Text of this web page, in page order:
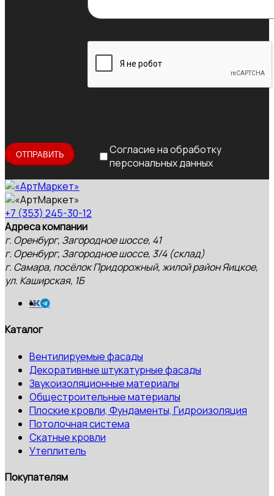
Согласие на обработку
персональных данных
+7 (353) 245-30-12
Адреса компании
г. Оренбург, Загородное шоссе, 41
г. Оренбург, Загородное шоссе, 3/4 (склад)
г. Самара, посёлок Придорожный, жилой район Яицкое,
ул. Каширская, 1Б
Каталог
Вентилируемые фасады
Декоративные штукатурные фасады
Звукоизоляционные материалы
Общестроительные материалы
Плоские кровли, Фундаменты, Гидроизоляция
Потолочная система
Скатные кровли
Утеплитель
Покупателям